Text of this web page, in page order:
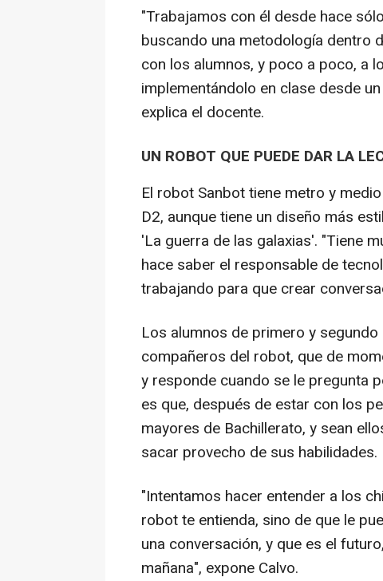
"Trabajamos con él desde hace
buscando una metodología dentro
con los alumnos, y poco a poco, a
implementándolo en clase desde
explica el docente.
UN ROBOT QUE PUEDE DAR LA
El robot Sanbot tiene metro y
D2, aunque tiene un diseño más
'La guerra de las galaxias'. "Tiene
hace saber el responsable de
trabajando para que crear
Los alumnos de primero y
compañeros del robot, que de
y responde cuando se le pregunta
es que, después de estar con los
mayores de Bachillerato, y sean
sacar provecho de sus habilidades.
"Intentamos hacer entender a los
robot te entienda, sino de que le
una conversación, y que es el
mañana", expone Calvo.